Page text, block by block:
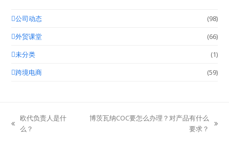
公司动态
(98)
外贸课堂
(66)
未分类
(1)
跨境电商
(59)
previous
欧代负责人是什
么？
博茨瓦纳COC要怎么办理？对产品有什么
要求？